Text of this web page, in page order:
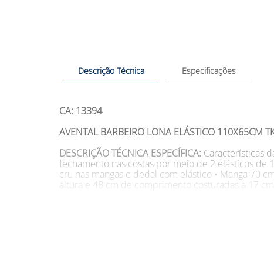
Descrição Técnica Especificações
CA: 13394
AVENTAL BARBEIRO LONA ELÁSTICO 110X65CM
DESCRIÇÃO TÉCNICA ESPECÍFICA: Características
fechamento nas costas por meio de 2 elásticos
cru nas mangas e dedal com elástico • Manga 70
altura e 48 cm de comprimento costuradas a 17
Aplicações da Avental